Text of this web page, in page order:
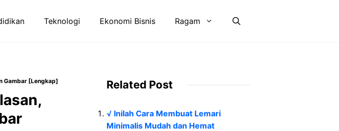
Teknologi Ekonomi Bisnis Ragam
Gambar [Lengkap] Related Post
√ Inilah Cara Membuat Lemari
Minimalis Mudah dan Hemat